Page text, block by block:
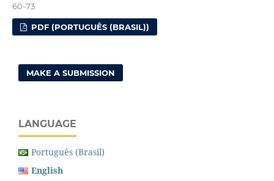
60-73
PDF (PORTUGUÊS (BRASIL))
MAKE A SUBMISSION
LANGUAGE
Português (Brasil)
English